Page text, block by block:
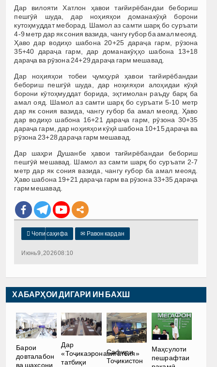
Дар вилояти Хатлон ҳавои тағйирёбандаи бебориш
пешгӯӣ шуда, дар ноҳияҳои доманакӯҳӣ борони
кутоҳмуддат меборад. Шамол аз самти шарқ бо суръати
4-9 метр дар як сония вазида, чангу ғубор ба амал меояд.
Ҳаво дар водиҳо шабона 20+25 дараҷа гарм, рӯзона
35+40 дараҷа гарм, дар доманакӯҳҳо шабона 13+18
дараҷа ва рӯзона 24+29 дараҷа гарм мешавад.
Дар ноҳияҳои тобеи ҷумҳурӣ ҳавои тағйирёбандаи
бебориш пешгӯӣ шуда, дар ноҳияҳои алоҳидаи кӯҳӣ
борони кӯтоҳмуддат борида, эҳтимолан раъду барқ ба
амал ояд. Шамол аз самти шарқ бо суръати 5-10 метр
дар як сония вазида, чангу ғубор ба амал меояд. Ҳаво
дар водиҳо шабона 16+21 дараҷа гарм, рӯзона 30+35
дараҷа гарм, дар ноҳияҳои кӯҳӣ шабона 10+15 дараҷа ва
рӯзона 23+28 дараҷа гарм мешавад.
Дар шаҳри Душанбе ҳавои тағйирёбандаи бебориш
пешгӯӣ мешавад. Шамол аз самти шарқ бо суръати 2-7
метр дар як сония вазида, чангу ғубор ба амал меояд.
Ҳаво шабона 19+21 дараҷа гарм ва рӯзона 33+35 дараҷа
гарм мешавад.
 Чопи саҳифа ✉ Равон кардан
Июнь 9, 2026 08:10
ХАБАРҲОИ ДИГАРИ ИН БАХШ
Барои
довталабон
ва шахсони
Дар
«Тоҷикаэронавигатсия»
татбиқи
Сафири
Тоҷикистон
Маҳсулоти
пешрафтаи